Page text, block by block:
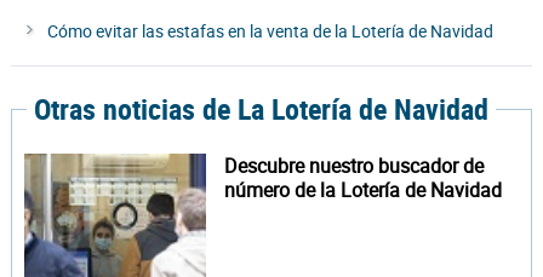
Cómo evitar las estafas en la venta de la Lotería de Navidad
Otras noticias de La Lotería de Navidad
Descubre nuestro buscador de
número de la Lotería de Navidad